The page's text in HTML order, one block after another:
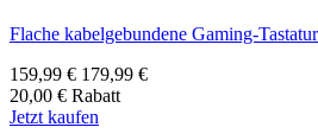
Flache kabelgebundene Gaming-Tastatur
159,99 € 179,99 €
20,00 € Rabatt
Jetzt kaufen